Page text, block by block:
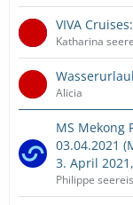
VIVA
Katharina
Alicia
MS Mekong
03.04.2021
3. April
Philippe